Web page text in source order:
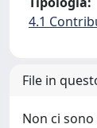
4.1
File in
Non ci